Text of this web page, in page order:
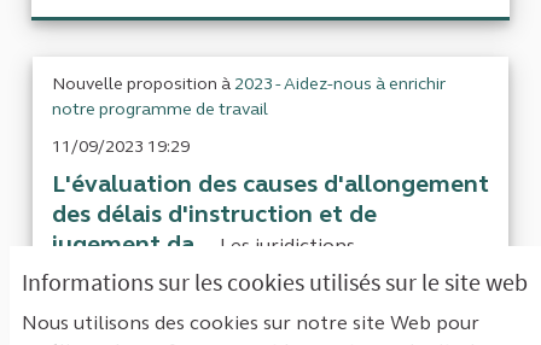
Informations sur les cookies utilisés sur le site web
Nous utilisons des cookies sur notre site Web pour
Nouvelle proposition à2023 - Aidez-nous à enrichir
notre programme de travail
11/09/2023 19:29
L'évaluation des causes d'allongement
des délais d'instruction et de
jugement da...
Les juridictions
administratives sont particulièrement